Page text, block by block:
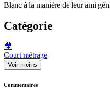
Blanc à la manière de leur ami
Catégorie
🎥
Court métrage
Voir moins
Commentaires